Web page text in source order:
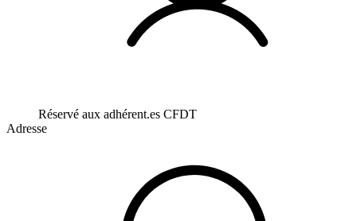
Réservé aux adhérent.es CFDT
Adresse